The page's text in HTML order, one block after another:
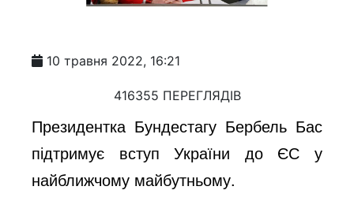
10 травня 2022, 16:21
416355 ПЕРЕГЛЯДІВ
Президентка Бундестагу Бербель Бас
підтримує вступ України до ЄС у
найближчому майбутньому.